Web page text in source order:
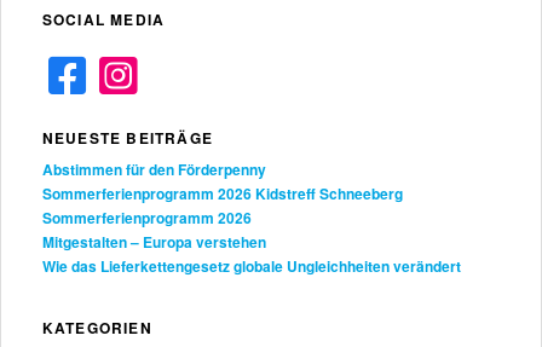
h
n
SOCIAL MEDIA
NEUESTE BEITRÄGE
Abstimmen für den Förderpenny
Sommerferienprogramm 2026 Kidstreff Schneeberg
Sommerferienprogramm 2026
Mitgestalten – Europa verstehen
Wie das Lieferkettengesetz globale Ungleichheiten verändert
KATEGORIEN